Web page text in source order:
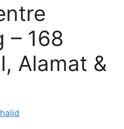
– 168
Alamat &